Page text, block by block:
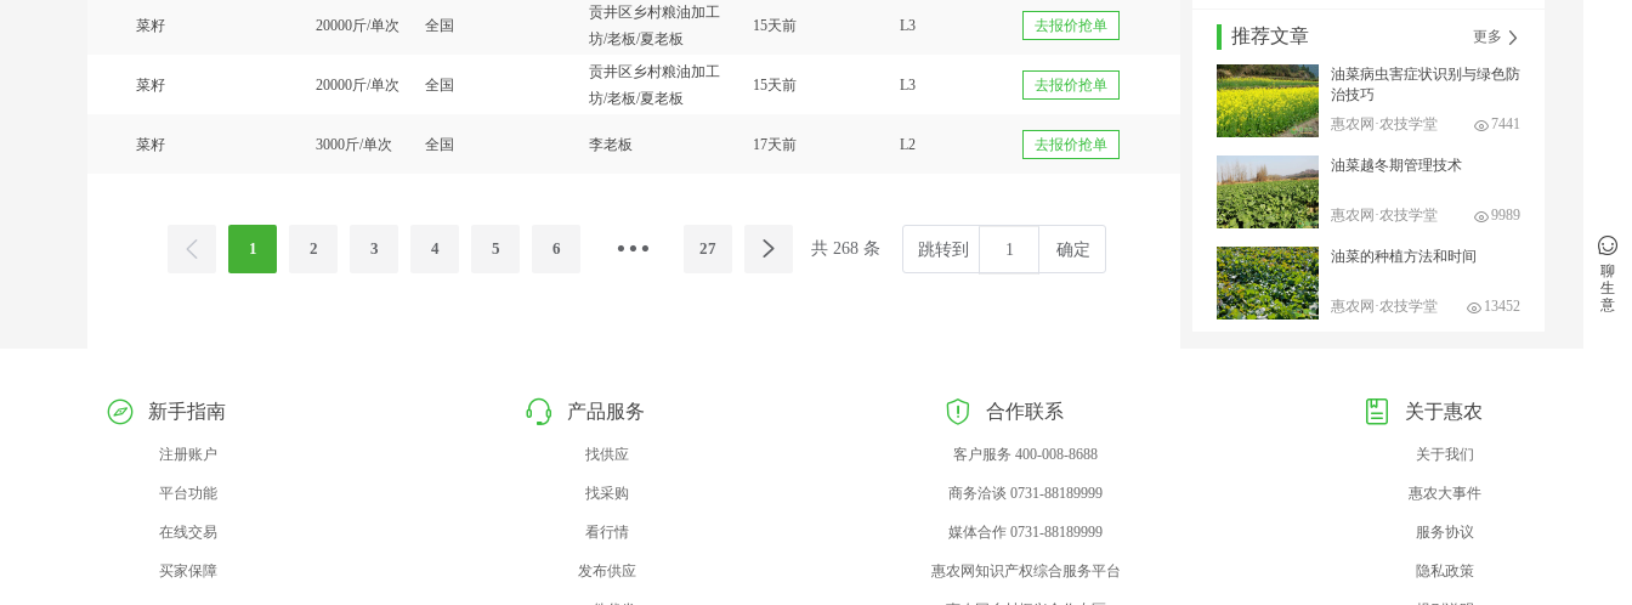
菜籽 20000斤/单次 全国
贡井区乡村粮油加工
坊/老板/夏老板
15天前 L3 去报价抢单
菜籽 20000斤/单次 全国
贡井区乡村粮油加工
坊/老板/夏老板
15天前 L3 去报价抢单
菜籽 3000斤/单次 全国 李老板 17天前 L2 去报价抢单
1 2 3 4 5 6 27 共 268 条 跳转到 确定
推荐文章 更多
油菜病虫害症状识别与绿色防
治技巧
惠农网·农技学堂
7441
油菜越冬期管理技术
惠农网·农技学堂 9989
油菜的种植方法和时间
惠农网·农技学堂 13452
新手指南
注册账户
平台功能
在线交易
买家保障
产品服务
找供应
找采购
看行情
发布供应
合作联系
客户服务 400-008-8688
商务洽谈 0731-88189999
媒体合作 0731-88189999
惠农网知识产权综合服务平台
关于惠农
关于我们
惠农大事件
服务协议
隐私政策
聊
生
意